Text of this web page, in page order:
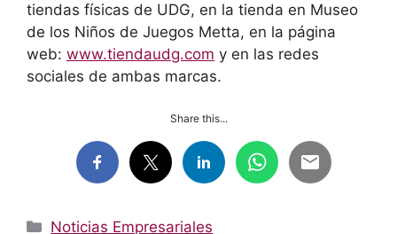
tiendas físicas de UDG, en la tienda en Museo
de los Niños de Juegos Metta, en la página
web: www.tiendaudg.com y en las redes
sociales de ambas marcas.
Share this...
Categorías
Noticias Empresariales